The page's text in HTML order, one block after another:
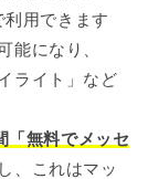
用できます
能になり、
ライト」など
「無料でメッセ
、これはマッ